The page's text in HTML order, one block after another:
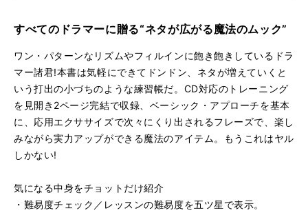
すべてのドラマーに贈る“ネタが広がる魔法のムック”
ワン・パターンなリズムやフィルインに飽き飽きしているドラ
マー諸君!本書は気軽にできてドンドン、ネタが増えていくと
いう打出の小づちのような練習帳だ。CD対応のトレーニング
を見開き2ページ完結で収録、ベーシック・アプローチを基本
に、応用エクササイズで次々にくり出されるフレーズで、楽し
みながら実力アップができる魔法のアイテム。もうこれはヤル
しかない!
気になる中身をチョットだけ紹介
・難易度チェック／レッスンの難易度を五ツ星で表示。